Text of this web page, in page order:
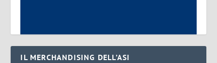
IL MERCHANDISING DELL’ASI